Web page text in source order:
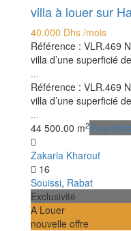
villa à louer sur
40.000 Dhs /mois
Référence : VLR.469
villa d’une superficié
...
Référence : VLR.469
villa d’une superficié
...
44 500.00 m2Plus
Zakaria Kharouf
16
Souissi, Rabat
Exclusivité
A Louer
nouvelle offre